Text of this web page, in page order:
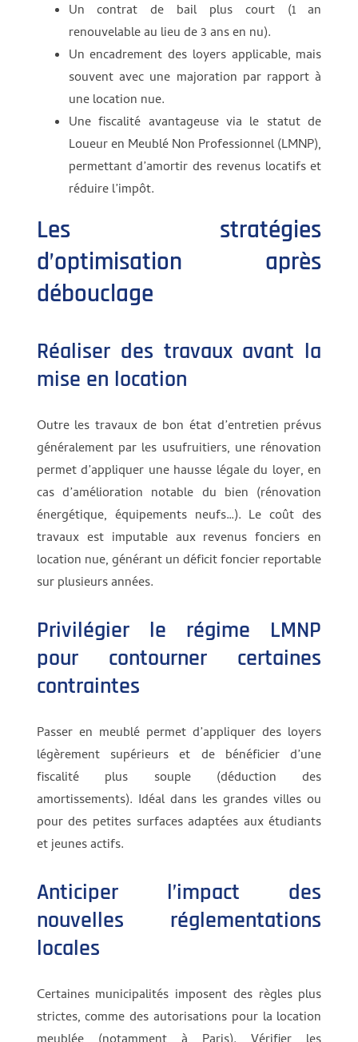
Un contrat de bail plus court (1 an
renouvelable au lieu de 3 ans en nu).
Un encadrement des loyers applicable, mais
souvent avec une majoration par rapport à
une location nue.
Une fiscalité avantageuse via le statut de
Loueur en Meublé Non Professionnel (LMNP),
permettant d’amortir des revenus locatifs et
réduire l’impôt.
Les stratégies
d’optimisation après
débouclage
Réaliser des travaux avant la
mise en location
Outre les travaux de bon état d’entretien prévus
généralement par les usufruitiers, une rénovation
permet d’appliquer une hausse légale du loyer, en
cas d’amélioration notable du bien (rénovation
énergétique, équipements neufs…). Le coût des
travaux est imputable aux revenus fonciers en
location nue, générant un déficit foncier reportable
sur plusieurs années.
Privilégier le régime LMNP
pour contourner certaines
contraintes
Passer en meublé permet d’appliquer des loyers
légèrement supérieurs et de bénéficier d’une
fiscalité plus souple (déduction des
amortissements). Idéal dans les grandes villes ou
pour des petites surfaces adaptées aux étudiants
et jeunes actifs.
Anticiper l’impact des
nouvelles réglementations
locales
Certaines municipalités imposent des règles plus
strictes, comme des autorisations pour la location